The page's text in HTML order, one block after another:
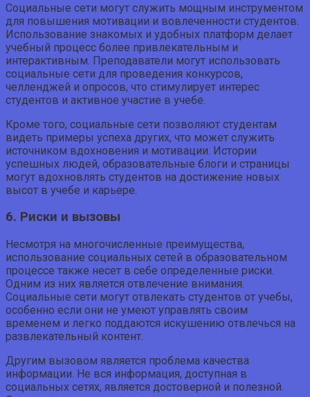
Социальные сети могут служить мощным инструментом
для повышения мотивации и вовлеченности студентов.
Использование знакомых и удобных платформ делает
учебный процесс более привлекательным и
интерактивным. Преподаватели могут использовать
социальные сети для проведения конкурсов,
челленджей и опросов, что стимулирует интерес
студентов и активное участие в учебе.
Кроме того, социальные сети позволяют студентам
видеть примеры успеха других, что может служить
источником вдохновения и мотивации. Истории
успешных людей, образовательные блоги и страницы
могут вдохновлять студентов на достижение новых
высот в учебе и карьере.
6. Риски и вызовы
Несмотря на многочисленные преимущества,
использование социальных сетей в образовательном
процессе также несет в себе определенные риски.
Одним из них является отвлечение внимания.
Социальные сети могут отвлекать студентов от учебы,
особенно если они не умеют управлять своим
временем и легко поддаются искушению отвлечься на
развлекательный контент.
Другим вызовом является проблема качества
информации. Не вся информация, доступная в
социальных сетях, является достоверной и полезной.